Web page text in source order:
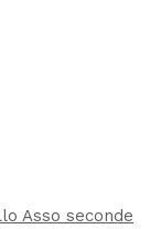
Asso seconde